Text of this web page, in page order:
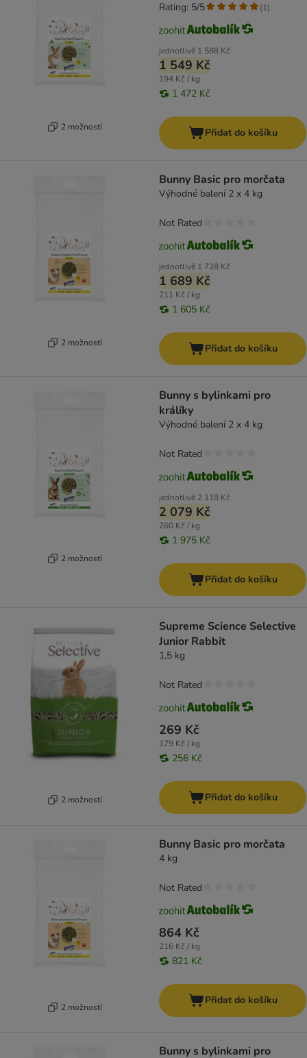
2 možností
jednotlivě 1 588 Kč
1 549 Kč
194 Kč / kg
1 472 Kč
Rating: 5/5 (1)
Přidat do košíku
2 možností
Bunny Basic pro morčata
Výhodné balení 2 x 4 kg
jednotlivě 1 728 Kč
1 689 Kč
211 Kč / kg
1 605 Kč
Not Rated
Přidat do košíku
2 možností
Bunny s bylinkami pro
králíky
Výhodné balení 2 x 4 kg
jednotlivě 2 118 Kč
2 079 Kč
260 Kč / kg
1 975 Kč
Not Rated
Přidat do košíku
2 možností
Supreme Science Selective
Junior Rabbit
1,5 kg
269 Kč
179 Kč / kg
256 Kč
Not Rated
Přidat do košíku
2 možností
Bunny Basic pro morčata
4 kg
864 Kč
216 Kč / kg
821 Kč
Not Rated
Přidat do košíku
Bunny s bylinkami pro